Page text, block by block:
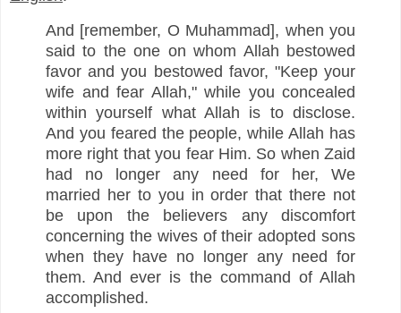
And [remember, O Muhammad], when you
said to the one on whom Allah bestowed
favor and you bestowed favor, "Keep your
wife and fear Allah," while you concealed
within yourself what Allah is to disclose.
And you feared the people, while Allah has
more right that you fear Him. So when Zaid
had no longer any need for her, We
married her to you in order that there not
be upon the believers any discomfort
concerning the wives of their adopted sons
when they have no longer any need for
them. And ever is the command of Allah
accomplished.